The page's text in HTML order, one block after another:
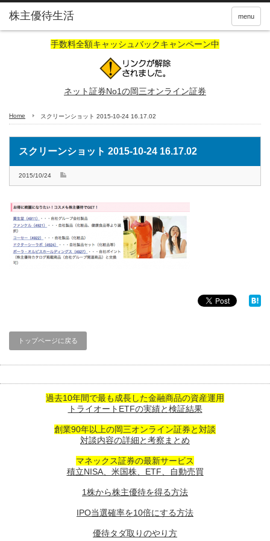
株主優待生活 menu
手数料全額キャッシュバックキャンペーン中
ネット証券No1の岡三オンライン証券
Home スクリーンショット 2015-10-24 16.17.02
スクリーンショット 2015-10-24 16.17.02
2015/10/24
トップページに戻る
過去10年間で最も成長した金融商品の資産運用
トライオートETFの実績と検証結果
創業90年以上の岡三オンライン証券と対談
対談内容の詳細と考察まとめ
マネックス証券の最新サービス
積立NISA、米国株、ETF、自動売買
1株から株主優待を得る方法
IPO当選確率を10倍にする方法
優待タダ取りのやり方